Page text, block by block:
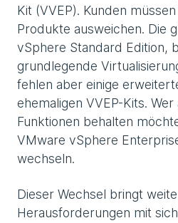
Kit (VVEP). Kunden
Produkte ausweichen. Die
vSphere Standard Edition,
grundlegende
fehlen aber einige
ehemaligen VVEP-Kits.
Funktionen behalten
VMware vSphere
wechseln.
Dieser Wechsel bringt
Herausforderungen mit